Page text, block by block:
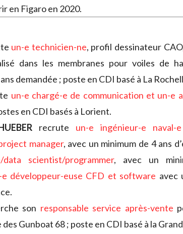
en Figaro en 2020.
un-e technicien-ne, profil dessinateur
dans les membranes pour voiles de
demandée ; poste en CDI basé à La
un-e chargé-e de communication et un-e
en CDI basés à Lorient.
recrute un-e ingénieur-e naval-
manager, avec un minimum de 4 ans
data scientist/programmer, avec un
e développeur-euse CFD et software avec
son responsable service après-vente
Gunboat 68 ; poste en CDI basé à la